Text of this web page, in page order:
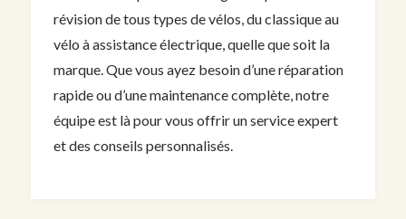
révision de tous types de vélos, du classique au
vélo à assistance électrique, quelle que soit la
marque. Que vous ayez besoin d’une réparation
rapide ou d’une maintenance complète, notre
équipe est là pour vous offrir un service expert
et des conseils personnalisés.